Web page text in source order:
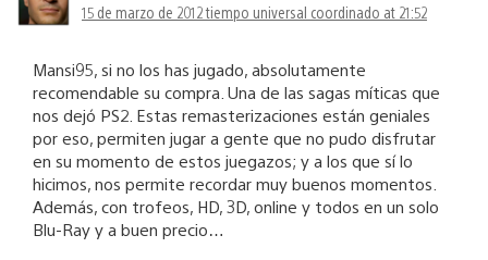
15 de marzo de 2012 tiempo universal coordinado at 21:52
Mansi95, si no los has jugado, absolutamente
recomendable su compra. Una de las sagas míticas que
nos dejó PS2. Estas remasterizaciones están geniales
por eso, permiten jugar a gente que no pudo disfrutar
en su momento de estos juegazos; y a los que sí lo
hicimos, nos permite recordar muy buenos momentos.
Además, con trofeos, HD, 3D, online y todos en un solo
Blu-Ray y a buen precio…